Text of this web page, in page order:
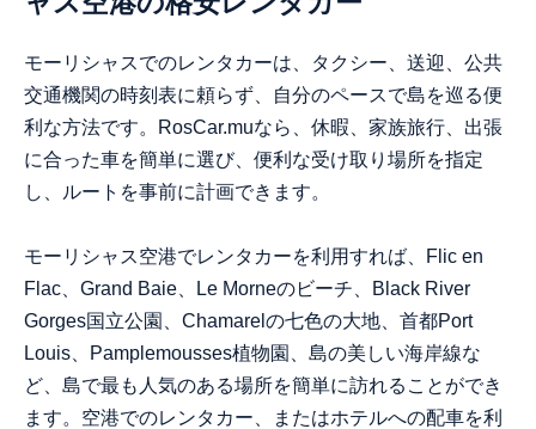
モーリシャスでのレンタカーは、タクシー、送迎、公共
交通機関の時刻表に頼らず、自分のペースで島を巡る便
利な方法です。RosCar.muなら、休暇、家族旅行、出張
に合った車を簡単に選び、便利な受け取り場所を指定
し、ルートを事前に計画できます。
モーリシャス空港でレンタカーを利用すれば、Flic en
Flac、Grand Baie、Le Morneのビーチ、Black River
Gorges国立公園、Chamarelの七色の大地、首都Port
Louis、Pamplemousses植物園、島の美しい海岸線な
ど、島で最も人気のある場所を簡単に訪れることができ
ます。空港でのレンタカー、またはホテルへの配車を利